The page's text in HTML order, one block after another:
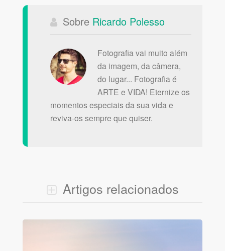
Sobre Ricardo Polesso
Fotografia vai muito além
da imagem, da câmera,
do lugar... Fotografia é
ARTE e VIDA! Eternize os
momentos especiais da sua vida e
reviva-os sempre que quiser.
Artigos relacionados